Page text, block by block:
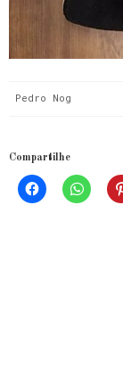
Pedro Nog
Compartilhe